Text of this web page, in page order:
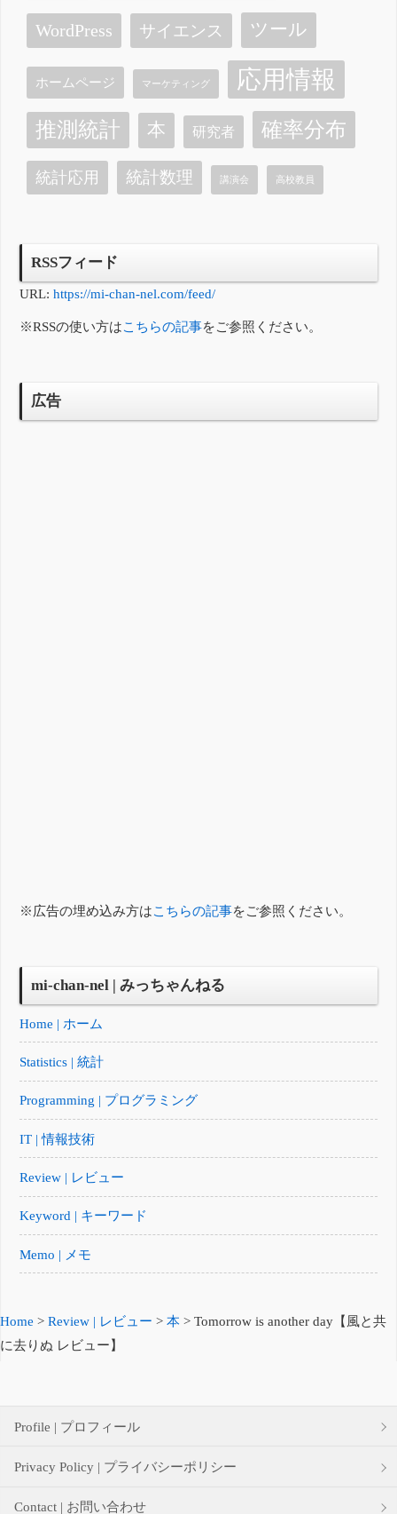
WordPress サイエンス ツール
ホームページ マーケティング 応用情報
推測統計 本 研究者 確率分布
統計応用 統計数理 講演会 高校教員
RSSフィード
URL:https://mi-chan-nel.com/feed/
※RSSの使い方はこちらの記事をご参照ください。
広告
※広告の埋め込み方はこちらの記事をご参照ください。
mi-chan-nel | みっちゃんねる
Home | ホーム
Statistics | 統計
Programming | プログラミング
IT | 情報技術
Review | レビュー
Keyword | キーワード
Memo | メモ
Home > Review | レビュー > 本 > Tomorrow is another day【風と共
に去りぬ レビュー】
Profile | プロフィール
Privacy Policy | プライバシーポリシー
Contact | お問い合わせ